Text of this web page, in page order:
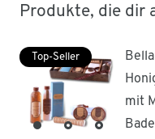
Produkte, die dir
Top-Seller
mit